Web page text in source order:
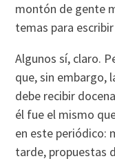
montón de gente
temas para
Algunos sí, claro.
que, sin embargo,
debe recibir
él fue el mismo
en este periódico:
tarde, propuestas